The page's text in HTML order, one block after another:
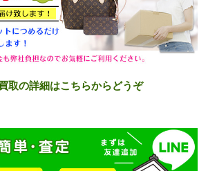
取の詳細はこちらからどうぞ